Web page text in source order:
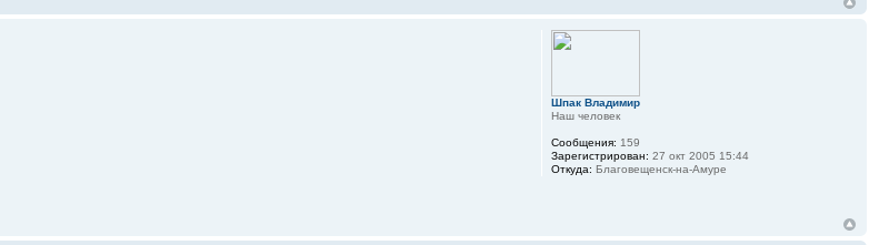
Шпак Владимир
Наш человек
Сообщения: 159
Зарегистрирован: 27 окт 2005 15:44
Откуда: Благовещенск-на-Амуре